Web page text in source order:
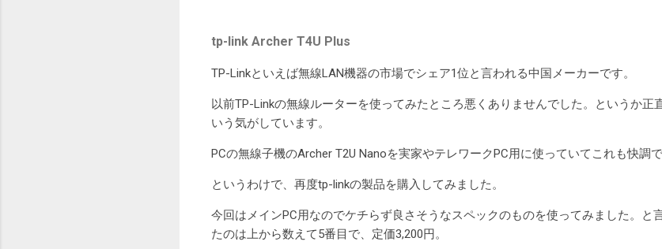
tp-link Archer T4U Plus
TP-Linkといえば無線LAN機器の市場でシェア1位と言われる中国メーカーです。
以前TP-Linkの無線ルーターを使ってみたところ悪くありませんでした。というか正
いう気がしています。
PCの無線子機のArcher T2U Nanoを実家やテレワークPC用に使っていてこれも快調で
というわけで、再度tp-linkの製品を購入してみました。
今回はメインPC用なのでケチらず良さそうなスペックのものを使ってみました。と
たのは上から数えて5番目で、定価3,200円。